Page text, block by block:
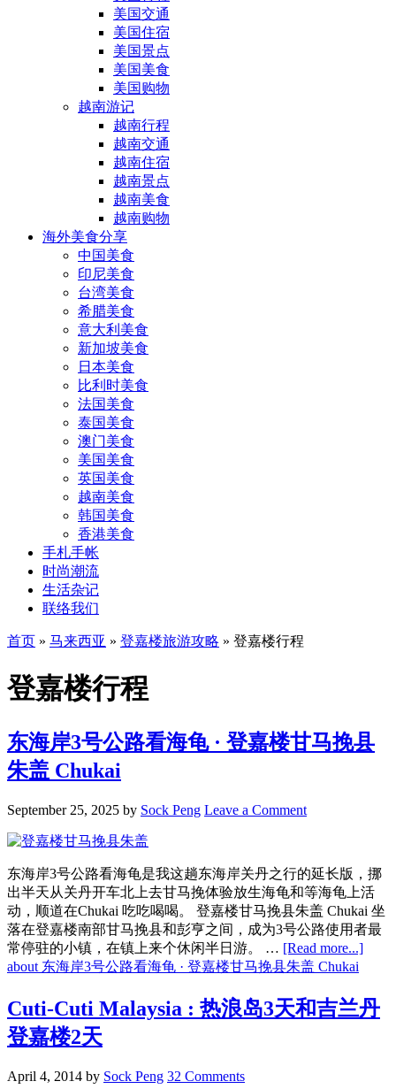
美国交通
美国住宿
美国景点
美国美食
美国购物
越南游记
越南行程
越南交通
越南住宿
越南景点
越南美食
越南购物
海外美食分享
中国美食
印尼美食
台湾美食
希腊美食
意大利美食
新加坡美食
日本美食
比利时美食
法国美食
泰国美食
澳门美食
美国美食
英国美食
越南美食
韩国美食
香港美食
手札手帐
时尚潮流
生活杂记
联络我们
首页 » 马来西亚 » 登嘉楼旅游攻略 » 登嘉楼行程
登嘉楼行程
东海岸3号公路看海龟 · 登嘉楼甘马挽县
朱盖 Chukai
September 25, 2025 by Sock Peng Leave a Comment
东海岸3号公路看海龟是我这趟东海岸关丹之行的延长版，挪
出半天从关丹开车北上去甘马挽体验放生海龟和等海龟上活
动，顺道在Chukai 吃吃喝喝。 登嘉楼甘马挽县朱盖 Chukai 坐
落在登嘉楼南部甘马挽县和彭亨之间，成为3号公路使用者最
常停驻的小镇，在镇上来个休闲半日游。 … [Read more...]
about 东海岸3号公路看海龟 · 登嘉楼甘马挽县朱盖 Chukai
Cuti-Cuti Malaysia : 热浪岛3天和吉兰丹
登嘉楼2天
April 4, 2014 by Sock Peng 32 Comments